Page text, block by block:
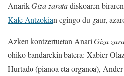
AnarikGiza zaratadiskoaren
Kafe Antzokian egingo du gaur,
Azken kontzertuetan AnariGiza
ohiko bandarekin batera: Xabier
Hurtado (pianoa eta organoa),